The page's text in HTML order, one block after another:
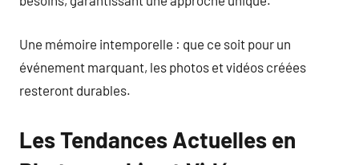
Une mémoire intemporelle : que ce soit pour un
événement marquant, les photos et vidéos créées
resteront durables.
Les Tendances Actuelles en